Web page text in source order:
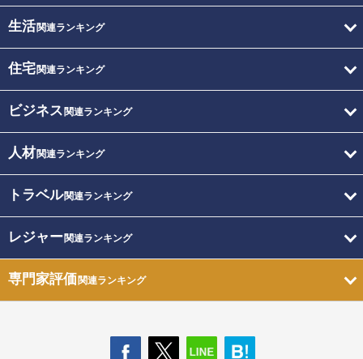
生活関連ランキング
住宅関連ランキング
ビジネス 関連ランキング
人材関連ランキング
トラベル関連ランキング
レジャー関連ランキング
専門家評価関連ランキング